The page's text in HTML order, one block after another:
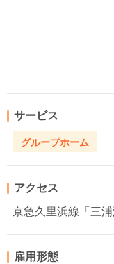
サービス
グループホーム
アクセス
京急久里浜線「三
雇用形態